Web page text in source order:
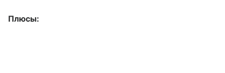
Плюсы: